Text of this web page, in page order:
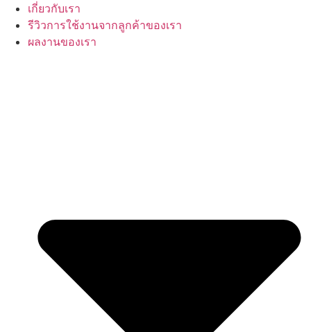
เกี่ยวกับเรา
รีวิวการใช้งานจากลูกค้าของเรา
ผลงานของเรา